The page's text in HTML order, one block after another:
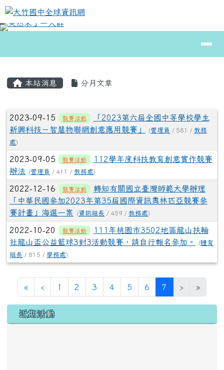
跳至主內容區
大竹國中全球資訊網
⏸
本站消息 分月文章
文章列表
2023-09-15 競賽活動
「2023第六屆全國中等學校學生
新興科技－智慧物聯網創意應用競賽」
(管理員 / 581 / 教務
處)
2023-09-05 競賽活動
112學年度科技教育創意實作競賽
辦法 (管理員 / 411 / 教務處)
2022-12-16 競賽活動
轉知有關國立臺灣師範大學辦理
「中華民國參加2023年第35屆國際資訊奧林匹亞競賽參
賽計畫」海選一案
(資訊組長 / 459 / 教務處)
2022-10-20 競賽活動
111年桃園市3502地區龍山扶輪
社龍山盃公益籃球3對3活動競賽，請自行報名參加。
(體育
組長 / 815 / 學務處)
«第一頁
‹ 上一頁
1 2 3 4 5 6 7 (目前頁次)
› »
左邊區域內容
近期活動